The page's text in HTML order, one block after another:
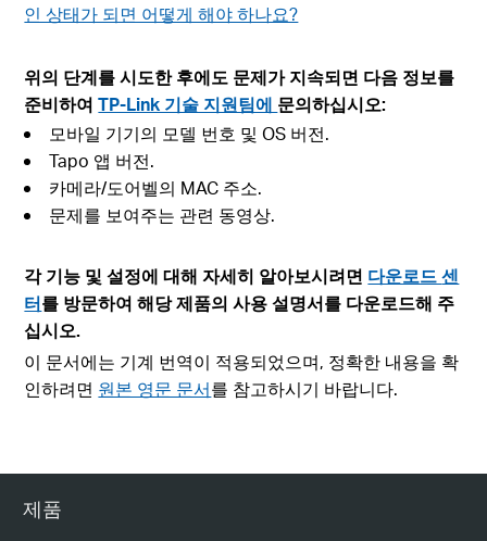
인 상태가 되면 어떻게 해야 하나요?
위의 단계를 시도한 후에도 문제가 지속되면 다음 정보를
준비하여TP-Link 기술 지원팀에 문의하십시오:
모바일 기기의 모델 번호 및 OS 버전.
Tapo 앱 버전.
카메라/도어벨의 MAC 주소.
문제를 보여주는 관련 동영상.
각 기능 및 설정에 대해 자세히 알아보시려면 다운로드센
터를 방문하여 해당 제품의 사용 설명서를 다운로드해 주
십시오.
이 문서에는 기계 번역이 적용되었으며, 정확한 내용을 확
인하려면 원본 영문 문서를 참고하시기 바랍니다.
제품